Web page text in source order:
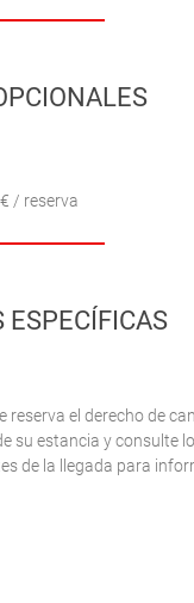
/ reserva
ESPECÍFICAS
el derecho de
su estancia y consulte
de la llegada para